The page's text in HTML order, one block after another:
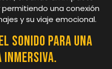
una conexión
y su viaje emocional.
sonido para una
inmersiva.